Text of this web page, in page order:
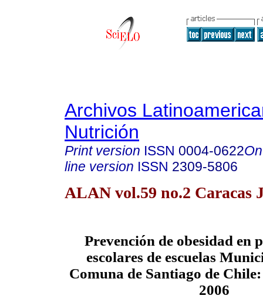
Archivos
Nutrición
Print version ISSN 0004-0622
line version ISSN 2309-5806
ALAN vol.59 no.2 Caracas
Prevención de obesidad en
escolares de escuelas
Comuna de Santiago de
2006